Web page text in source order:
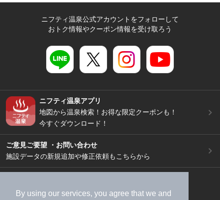
By using our services, you agree that we and
ニフティ温泉公式アカウントをフォローして
おトク情報やクーポン情報を受け取ろう
ニフティ温泉アプリ
地図から温泉検索！お得な限定クーポンも！
今すぐダウンロード！
ご意見ご要望 ・お問い合わせ
施設データの新規追加や修正依頼もこちらから
加盟店募集（資料請求）
広告出稿のご案内